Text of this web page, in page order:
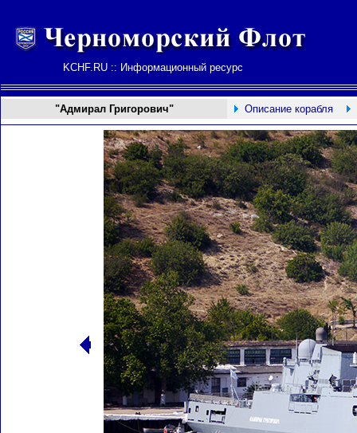
KCHF.RU :: Информационный ресурс
"Адмирал Григорович" Описание корабля